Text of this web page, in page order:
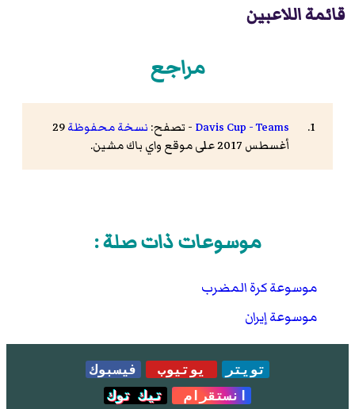
قائمة اللاعبين
مراجع
Davis Cup - Teams - تصفح: نسخة محفوظة29
أغسطس 2017 على موقع واي باك مشين.
موسوعات ذات صلة :
موسوعة كرة المضرب
موسوعة إيران
تويتر يوتيوب
فيسبوك
انستقرام
تيك توك